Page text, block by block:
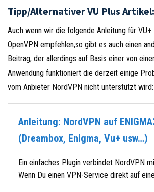
Tipp/Alternativer VU Plus Artikel:
Auch wenn wir die folgende Anleitung für
OpenVPN empfehlen,so gibt es auch einen
Beitrag, der allerdings auf Basis einer von
Anwendung funktioniert die derzeit einige
vom Anbieter NordVPN nicht unterstützt wird:
Anleitung: NordVPN auf
(Dreambox, Enigma, Vu+ usw…)
Ein einfaches Plugin verbindet NordVPN
Wenn Du einen VPN-Service direkt auf